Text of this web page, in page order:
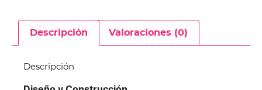
Descripción Valoraciones (0)
Descripción